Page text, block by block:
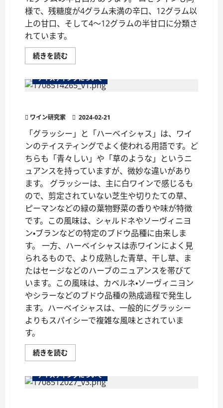
様で、残糖度が4グラム未満の辛口、12グラム以
上の甘口、そして4～12グラムの半甘口に分類さ
れています。
続きを読む
イ
味
の
を
ス
タ
ー
し
よ
う
に
つ
い
て
さ
ら
に
読
む
テイスティングについて
ワイン研究家 2024-02-21
「グラッシー」と「ハーベイシャス」は、ワイ
ンのテイスティングでよく使われる用語です。ど
ちらも「青々しい」や「草のような」というニ
ュアンスを持っていますが、微妙な違いがあり
ます。 グラッシーは、主に白ワインで感じるも
ので、剪定されていない芝生や切りたての草、
ピーマンなどの緑の葉物野菜の香りや味が特徴
です。この風味は、シャルドネやソーヴィニヨ
ン・ブランなどの特定のブドウ品種に由来しま
す。 一方、ハーベイシャスは赤ワインによく見
られるもので、より成熟した青草、干し草、ま
たはセージなどのハーブのニュアンスを帯びて
います。この風味は、カベルネ・ソーヴィニヨン
やシラーなどのブドウ品種の熟成過程で発生し
ます。ハーベイシャスは、一般的にグラッシー
よりもスパイシーで複雑な風味とされていま
す。
続きを読む
イ
用
語
テイスティングについて